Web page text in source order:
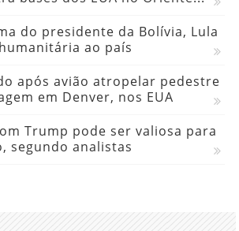
do presidente da Bolívia, Lula
ao país
após avião atropelar pedestre
em Denver, nos EUA
Trump pode ser valiosa para
segundo analistas